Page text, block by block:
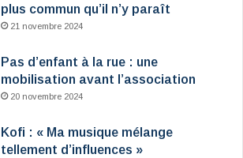
plus commun qu’il n’y paraît
21 novembre 2024
Pas d’enfant à la rue : une
mobilisation avant l’association
20 novembre 2024
Kofi : « Ma musique mélange
tellement d’influences »